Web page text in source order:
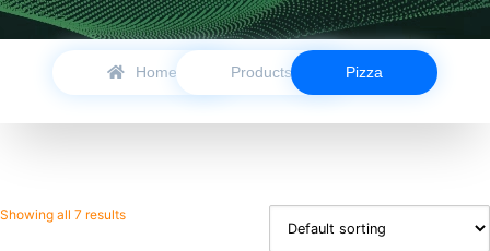
Home Products Pizza
Showing all 7 results